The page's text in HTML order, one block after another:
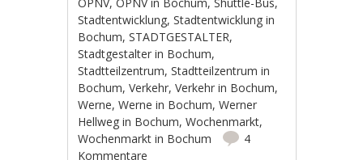
ÖPNV,ÖPNV in Bochum,Shuttle-Bus,
Stadtentwicklung,Stadtentwicklung in
Bochum,STADTGESTALTER,
Stadtgestalter in Bochum,
Stadtteilzentrum,Stadtteilzentrum in
Bochum,Verkehr,Verkehr in Bochum,
Werne,Werne in Bochum,Werner
Hellweg in Bochum,Wochenmarkt,
Wochenmarkt in Bochum
4
Kommentare